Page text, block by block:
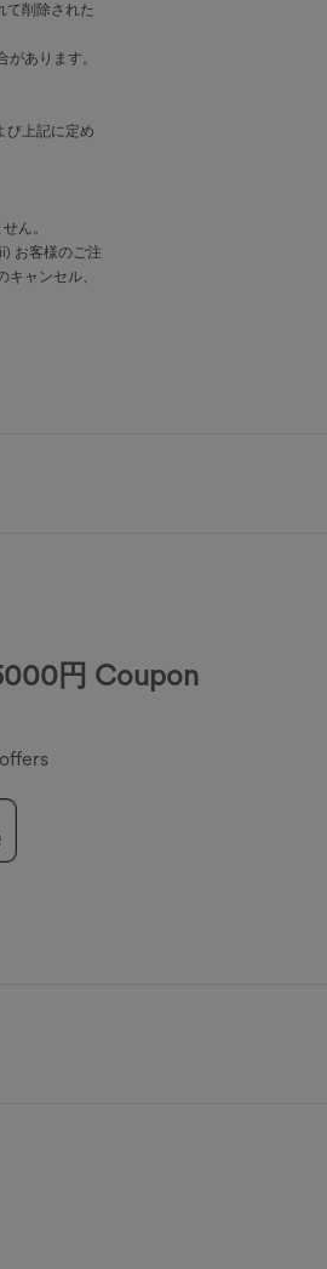
て削除された
あります。
び上記に定め
ん。
お客様のご注
ャンセル、
円 Coupon